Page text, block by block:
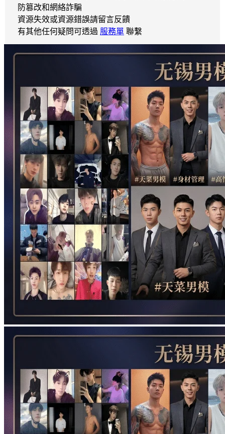
防篡改和網絡詐騙
資源失效或資源錯誤請留言反饋
有其他任何疑問可透過 服務單 聯繫